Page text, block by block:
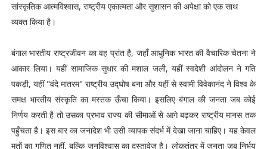
सांस्कृतिक आत्मविश्वास, राष्ट्रीय एकात्मता और सुशासन की अपेक्षा को एक साथ
व्यक्त किया है।
बंगाल भारतीय राष्ट्रजीवन का वह प्रांत है, जहाँ आधुनिक भारत की वैचारिक चेतना ने
आकार लिया। यहीं सामाजिक सुधार की मशाल जली, यहीं स्वदेशी आंदोलन ने गति
पकड़ी, यहीं "वंदे मातरम" राष्ट्रीय उद्घोष बना और यहीं से स्वामी विवेकानंद ने विश्व के
समक्ष भारतीय संस्कृति का मस्तक ऊँचा किया। इसलिए बंगाल की जनता जब कोई
निर्णय करती है तो उसका प्रभाव राज्य की सीमाओं से आगे बढ़कर राष्ट्रीय मानस तक
पहुँचता है। इस बार का जनादेश भी उसी व्यापक संदर्भ में देखा जाना चाहिए। यह केवल
मतों का गणित नहीं, बल्कि जनविश्वास का दस्तावेज है। लोकतंत्र में जनता जब निर्भय